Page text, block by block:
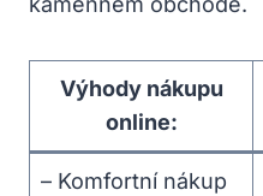
Výhody nákupu
online:
– Komfortní nákup